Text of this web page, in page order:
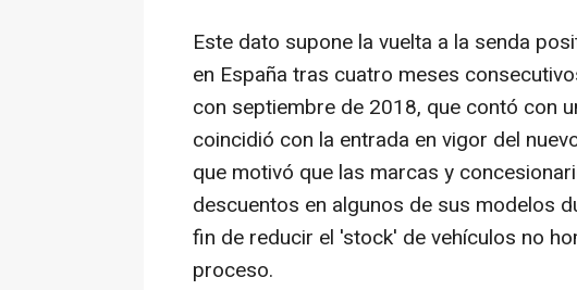
Este dato supone la vuelta a la senda
en España tras cuatro meses
con septiembre de 2018, que contó con
coincidió con la entrada en vigor del
que motivó que las marcas y
descuentos en algunos de sus modelos
fin de reducir el 'stock' de vehículos no
proceso.